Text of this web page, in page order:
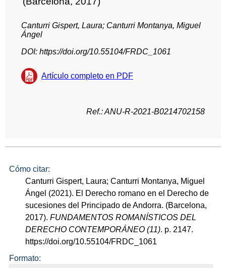
Canturri Gispert, Laura; Canturri Montanya, Miguel
Ángel
DOI: https://doi.org/10.55104/FRDC_1061
Artículo completo en PDF
Ref.: ANU-R-2021-B0214702158
Cómo citar:
Canturri Gispert, Laura; Canturri Montanya, Miguel
Ángel (2021). El Derecho romano en el Derecho de
sucesiones del Principado de Andorra. (Barcelona,
2017).FUNDAMENTOS ROMANÍSTICOS DEL
DERECHO CONTEMPORÁNEO (11). p. 2147.
https://doi.org/10.55104/FRDC_1061
Formato: